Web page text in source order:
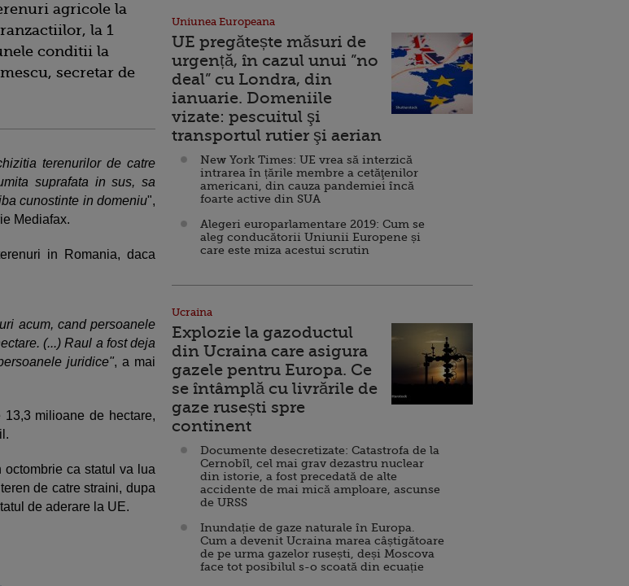
agricole la
la 1
conditii la
secretar de
terenurilor de catre
suprafata in sus, sa
cunostinte in domeniu",
Mediafax.
in Romania, daca
acum, cand persoanele
(...) Raul a fost deja
juridice", a mai
milioane de hectare,
octombrie ca statul va lua
de catre straini, dupa
de aderare la UE.
Uniunea Europeana
UE pregătește măsuri de
urgență, în cazul unui ”no
deal” cu Londra, din
ianuarie. Domeniile
vizate: pescuitul şi
transportul rutier şi aerian
New York Times: UE vrea să interzică
intrarea în țările membre a cetăţenilor
americani, din cauza pandemiei încă
foarte active din SUA
Alegeri europarlamentare 2019: Cum se
aleg conducătorii Uniunii Europene și
care este miza acestui scrutin
Ucraina
Explozie la gazoductul
din Ucraina care asigura
gazele pentru Europa. Ce
se întâmplă cu livrările de
gaze rusești spre
continent
Documente desecretizate: Catastrofa de la
Cernobîl, cel mai grav dezastru nuclear
din istorie, a fost precedată de alte
accidente de mai mică amploare, ascunse
de URSS
Inundație de gaze naturale în Europa.
Cum a devenit Ucraina marea câștigătoare
de pe urma gazelor rusești, deși Moscova
face tot posibilul s-o scoată din ecuație